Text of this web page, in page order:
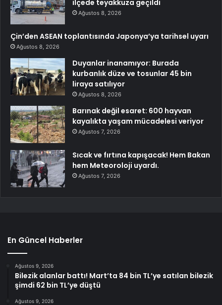
ilçede teyakkuza geçildi
Ağustos 8, 2026
Çin’den ASEAN toplantısında Japonya’ya tarihsel uyarı
Ağustos 8, 2026
Duyanlar inanamıyor: Burada
kurbanlık düze ve tosunlar 45 bin
liraya satılıyor
Ağustos 8, 2026
Barınak değil esaret: 600 hayvan
kayalıkta yaşam mücadelesi veriyor
Ağustos 7, 2026
Sıcak ve fırtına kapışacak! Hem Bakan
hem Meteoroloji uyardı.
Ağustos 7, 2026
En Güncel Haberler
Ağustos 9, 2026
Bilezik alanlar battı! Mart’ta 84 bin TL’ye satılan bilezik
şimdi 62 bin TL’ye düştü
Ağustos 9, 2026